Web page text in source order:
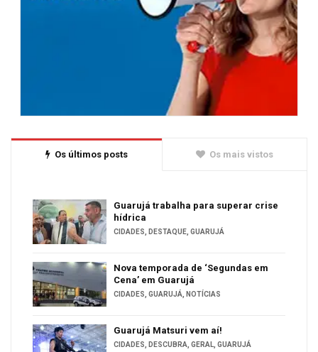
Os últimos posts Os mais vistos
Guarujá trabalha para superar crise
hídrica
CIDADES, DESTAQUE, GUARUJÁ
Nova temporada de ‘Segundas em
Cena’ em Guarujá
CIDADES, GUARUJÁ, NOTÍCIAS
Guarujá Matsuri vem aí!
CIDADES, DESCUBRA, GERAL, GUARUJÁ